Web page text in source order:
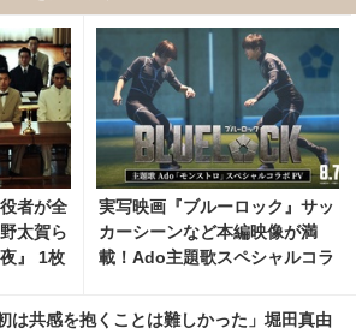
者が全
太賀ら
』 1枚
実写映画『ブルーロック』サッ
カーシーンなど本編映像が満
載！Ado主題歌スペシャルコラ
初は共感を抱くことは難しかった」堀田真由